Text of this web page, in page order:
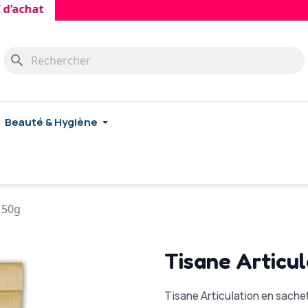
search
Beauté & Hygiène
Tisane
Tisane Articulation en